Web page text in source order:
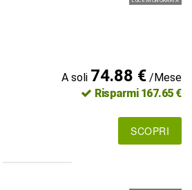
A soli 74.88 €/Mese
Risparmi 167.65 €
SCOPRI